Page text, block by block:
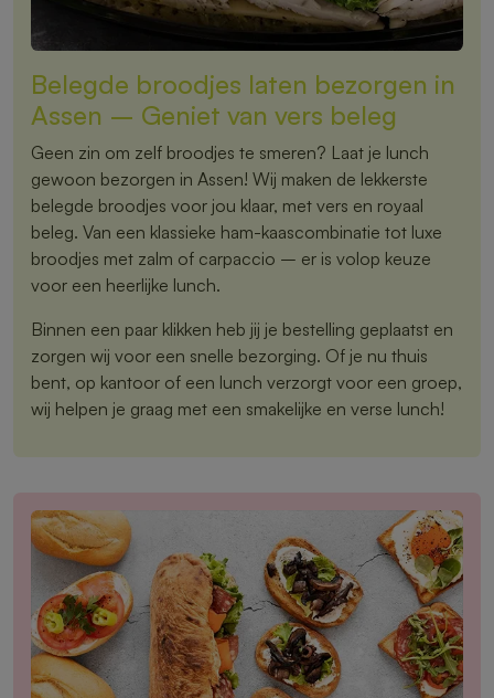
Belegde broodjes laten bezorgen in
Assen – Geniet van vers beleg
Geen zin om zelf broodjes te smeren? Laat je lunch
gewoon bezorgen in Assen! Wij maken de lekkerste
belegde broodjes voor jou klaar, met vers en royaal
beleg. Van een klassieke ham-kaascombinatie tot luxe
broodjes met zalm of carpaccio – er is volop keuze
voor een heerlijke lunch.
Binnen een paar klikken heb jij je bestelling geplaatst en
zorgen wij voor een snelle bezorging. Of je nu thuis
bent, op kantoor of een lunch verzorgt voor een groep,
wij helpen je graag met een smakelijke en verse lunch!